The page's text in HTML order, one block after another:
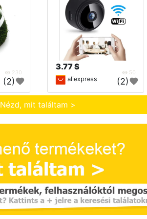
230
(2)
3.77 $
50
aliexpress (2)
Nézd, mit találtam >